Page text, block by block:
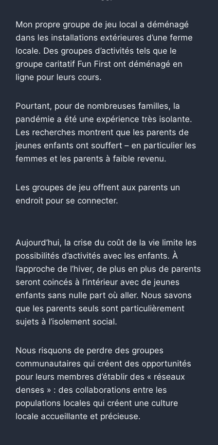
Mon propre groupe de jeu local a déménagé
dans les installations extérieures d’une ferme
locale. Des groupes d’activités tels que le
groupe caritatif Fun First ont déménagé en
ligne pour leurs cours.
Pourtant, pour de nombreuses familles, la
pandémie a été une expérience très isolante.
Les recherches montrent que les parents de
jeunes enfants ont souffert – en particulier les
femmes et les parents à faible revenu.
Les groupes de jeu offrent aux parents un
endroit pour se connecter.
Aujourd’hui, la crise du coût de la vie limite les
possibilités d’activités avec les enfants. À
l’approche de l’hiver, de plus en plus de parents
seront coincés à l’intérieur avec de jeunes
enfants sans nulle part où aller. Nous savons
que les parents seuls sont particulièrement
sujets à l’isolement social.
Nous risquons de perdre des groupes
communautaires qui créent des opportunités
pour leurs membres d’établir des « réseaux
denses » : des collaborations entre les
populations locales qui créent une culture
locale accueillante et précieuse.